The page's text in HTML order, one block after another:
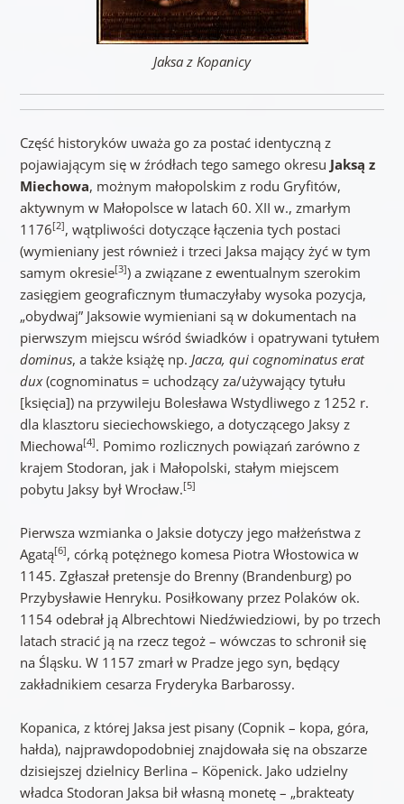
Jaksa z Kopanicy
Część historyków uważa go za postać identyczną z
pojawiającym się w źródłach tego samego okresu Jaksą z
Miechowa, możnym małopolskim z rodu Gryfitów,
aktywnym w Małopolsce w latach 60. XII w., zmarłym
1176[2], wątpliwości dotyczące łączenia tych postaci
(wymieniany jest również i trzeci Jaksa mający żyć w tym
samym okresie[3]) a związane z ewentualnym szerokim
zasięgiem geograficznym tłumaczyłaby wysoka pozycja,
„obydwaj” Jaksowie wymieniani są w dokumentach na
pierwszym miejscu wśród świadków i opatrywani tytułem
dominus, a także książę np. Jacza, qui cognominatus erat
dux(cognominatus = uchodzący za/używający tytułu
[księcia]) na przywileju Bolesława Wstydliwego z 1252 r.
dla klasztoru sieciechowskiego, a dotyczącego Jaksy z
Miechowa[4]. Pomimo rozlicznych powiązań zarówno z
krajem Stodoran, jak i Małopolski, stałym miejscem
pobytu Jaksy był Wrocław.[5]
Pierwsza wzmianka o Jaksie dotyczy jego małżeństwa z
Agatą[6], córką potężnego komesa Piotra Włostowica w
1145. Zgłaszał pretensje do Brenny (Brandenburg) po
Przybysławie Henryku. Posiłkowany przez Polaków ok.
1154 odebrał ją Albrechtowi Niedźwiedziowi, by po trzech
latach stracić ją na rzecz tegoż – wówczas to schronił się
na Śląsku. W 1157 zmarł w Pradze jego syn, będący
zakładnikiem cesarza Fryderyka Barbarossy.
Kopanica, z której Jaksa jest pisany (Copnik – kopa, góra,
hałda), najprawdopodobniej znajdowała się na obszarze
dzisiejszej dzielnicy Berlina – Köpenick. Jako udzielny
władca Stodoran Jaksa bił własną monetę – „brakteaty